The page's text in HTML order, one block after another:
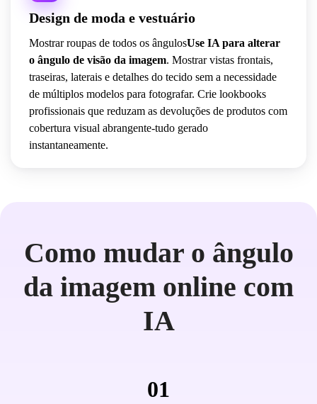
Design de moda e vestuário
Mostrar roupas de todos os ângulosUse IA para alterar
o ângulo de visão da imagem. Mostrar vistas frontais,
traseiras, laterais e detalhes do tecido sem a necessidade
de múltiplos modelos para fotografar. Crie lookbooks
profissionais que reduzam as devoluções de produtos com
cobertura visual abrangente-tudo gerado
instantaneamente.
Como mudar o ângulo
da imagem online com
IA
01